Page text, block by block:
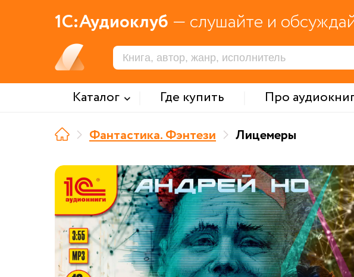
1С:Аудиоклуб — слушайте и
Каталог Где купить Про
Фантастика. Фэнтези
Лицемеры